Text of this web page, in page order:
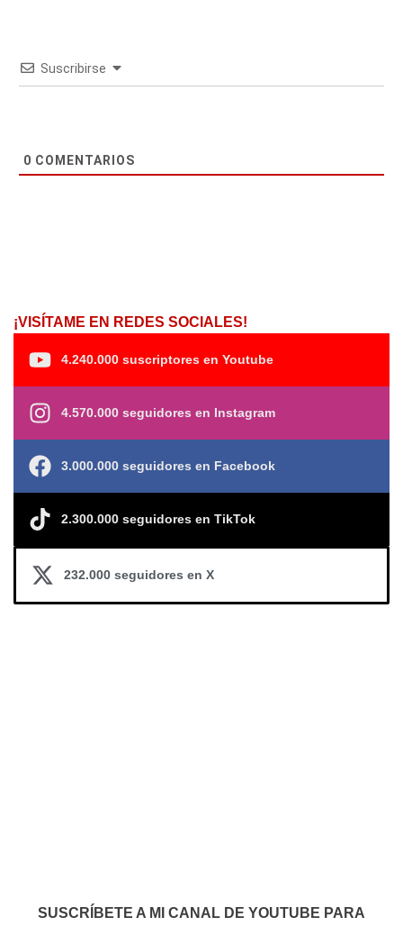
Suscribirse
0 COMENTARIOS
¡VISÍTAME EN REDES SOCIALES!
4.240.000 suscriptores en Youtube
4.570.000 seguidores en Instagram
3.000.000 seguidores en Facebook
2.300.000 seguidores en TikTok
232.000 seguidores en X
SUSCRÍBETE A MI CANAL DE YOUTUBE PARA